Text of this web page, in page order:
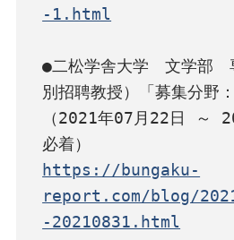
-1.html
●二松学舎大学　文学部
別招聘教授）「募集分野
（2021年07月22日 ～
https://bungaku-
report.com/blog/
-20210831.html